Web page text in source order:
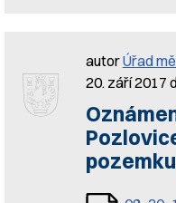
autorÚřad
20. září 2017